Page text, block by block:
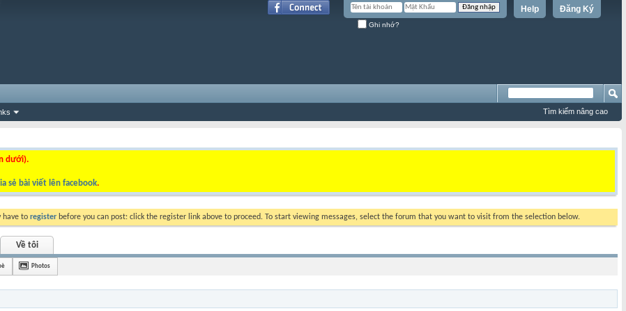
Đăng Ký
Help
Ghi nhớ?
Tìm kiếm nâng cao
dưới).
sẻ bài viết lên facebook.
have to register before you can post: click the register link above to proceed. To start viewing messages, select the forum that you want to visit from the selection below.
Về tôi
Photos